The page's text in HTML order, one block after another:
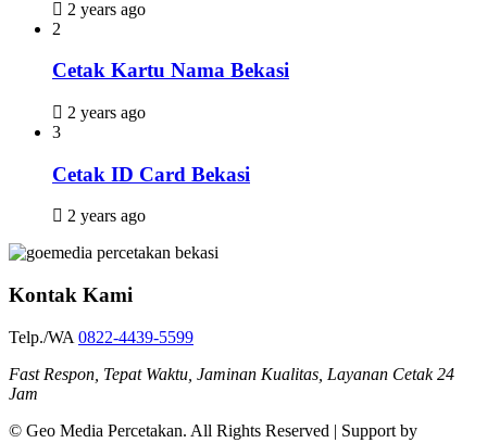
2 years ago
2
Cetak Kartu Nama Bekasi
2 years ago
3
Cetak ID Card Bekasi
2 years ago
Kontak Kami
Telp./WA 0822-4439-5599
Fast Respon, Tepat Waktu, Jaminan Kualitas, Layanan Cetak 24
Jam
© Geo Media Percetakan. All Rights Reserved | Support by